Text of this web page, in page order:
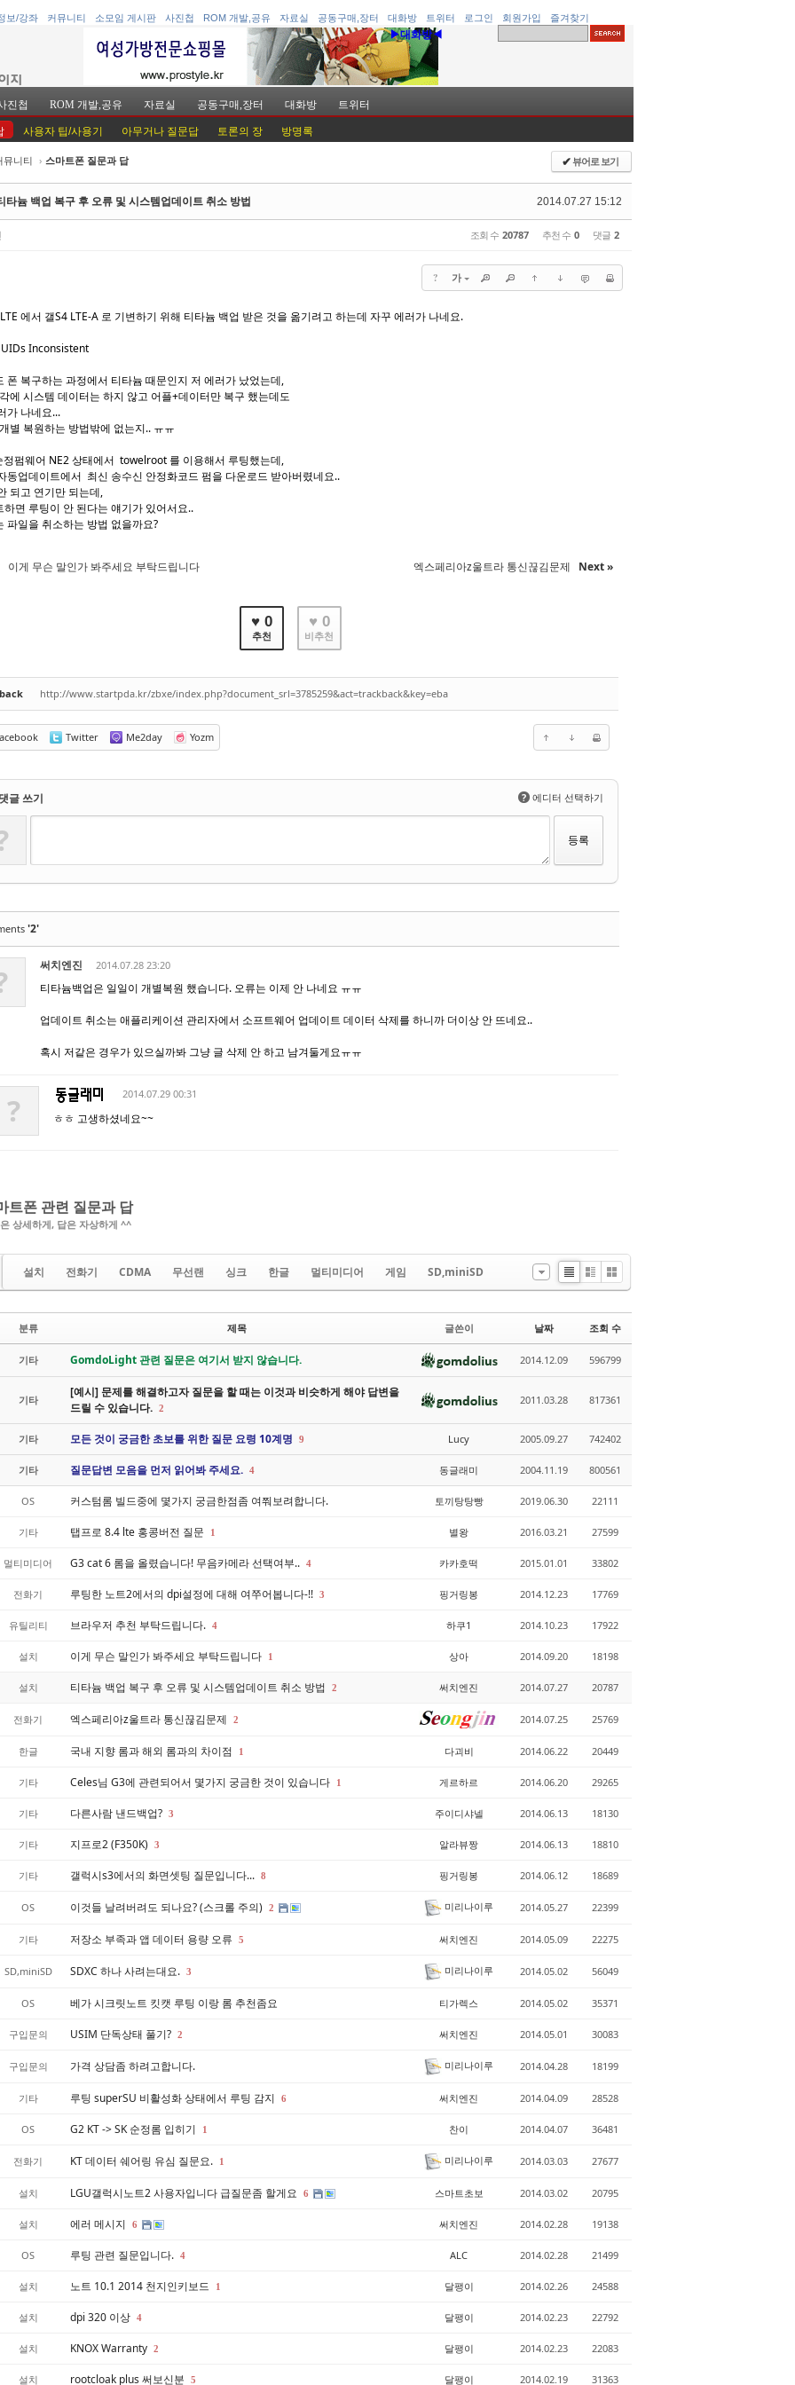
보/강좌 커뮤니티 소모임 게시판 사진첩 ROM 개발,공유 자료실 공동구매,장터 대화방 트위터 로그인 회원가입 즐겨찾기
▶대화방◀
진첩 ROM 개발,공유 자료실 공동구매,장터 대화방 트위터
사용자 팁/사용기 아무거나 질문답 토론의 장 방명록
뮤니티 › 스마트폰 질문과 답 ✔뷰어로 보기
2014.07.27 15:12
타늄 백업 복구 후 오류 및 시스템업데이트 취소 방법
조회 수 20787 추천 수 0 댓글 2
? 가
에서 갤S4 LTE-A 로 기변하기 위해 티타늄 백업 받은 것을 옮기려고 하는데 자꾸 에러가 나네요.
Inconsistent
폰 복구하는 과정에서 티타늄 때문인지 저 에러가 났었는데,
에 시스템 데이터는 하지 않고 어플+데이터만 복구 했는데도
가 나네요...
별 복원하는 방법밖에 없는지.. ㅠㅠ
정펌웨어 NE2 상태에서 towelroot 를 이용해서 루팅했는데,
동업데이트에서 최신 송수신 안정화코드 펌을 다운로드 받아버렸네요..
되고 연기만 되는데,
하면 루팅이 안 된다는 얘기가 있어서요..
파일을 취소하는 방법 없을까요?
이게 무슨 말인가 봐주세요 부탁드립니다 엑스페리아z울트라 통신끊김문제 Next »
♥ 0
추천
♥ 0
비추천
http://www.startpda.kr/zbxe/index.php?document_srl=3785259&act=trackback&key=eba
Twitter Me2day Yozm
댓글 쓰기 ? 에디터 선택하기
'2'
써치엔진 2014.07.28 23:20
티타늄백업은 일일이 개별복원 했습니다. 오류는 이제 안 나네요 ㅠㅠ
업데이트 취소는 애플리케이션 관리자에서 소프트웨어 업데이트 데이터 삭제를 하니까 더이상 안 뜨네요..
혹시 저같은 경우가 있으실까봐 그냥 글 삭제 안 하고 남겨둘게요ㅠㅠ
? 2014.07.29 00:31
ㅎㅎ 고생하셨네요~~
트폰 관련 질문과 답
상세하게, 답은 자상하게 ^^
설치 전화기 CDMA 무선랜 싱크 한글 멀티미디어 게임
SD,miniSD
Li
Zi
e
G
le
r
y
분류 제목 글쓴이 날짜 조회 수
기타 GomdoLight 관련 질문은 여기서 받지 않습니다. 2014.12.09 596799
기타
[예시] 문제를 해결하고자 질문을 할 때는 이것과 비슷하게 해야 답변을
드릴 수 있습니다. 2
2011.03.28 817361
기타 모든 것이 궁금한 초보를 위한 질문 요령 10계명 9 Lucy 2005.09.27 742402
기타 질문답변 모음을 먼저 읽어봐 주세요. 4 동글래미 2004.11.19 800561
OS 커스텀롬 빌드중에 몇가지 궁금한점좀 여쭤보려합니다. 토끼탕탕빵 2019.06.30 22111
기타 탭프로 8.4 lte 홍콩버전 질문 1 별왕 2016.03.21 27599
멀티미디어 G3 cat 6 롬을 올렸습니다! 무음카메라 선택여부.. 4 카카호떡 2015.01.01 33802
전화기 루팅한 노트2에서의 dpi설정에 대해 여쭈어봅니다-!! 3 핑거링봉 2014.12.23 17769
유틸리티 브라우저 추천 부탁드립니다. 4 하쿠1 2014.10.23 17922
설치 이게 무슨 말인가 봐주세요 부탁드립니다 1 상아 2014.09.20 18198
설치 티타늄 백업 복구 후 오류 및 시스템업데이트 취소 방법 2 써치엔진 2014.07.27 20787
전화기 엑스페리아z울트라 통신끊김문제 2 2014.07.25 25769
한글 국내 지향 롬과 해외 롬과의 차이점 1 다괴비 2014.06.22 20449
기타 Celes님 G3에 관련되어서 몇가지 궁금한 것이 있습니다 1 게르하르 2014.06.20 29265
기타 다른사람 낸드백업? 3 주이디샤넬 2014.06.13 18130
기타 지프로2 (F350K) 3 알라뷰짱 2014.06.13 18810
기타 갤럭시s3에서의 화면셋팅 질문입니다... 8 핑거링봉 2014.06.12 18689
OS 이것들 날려버려도 되나요? (스크롤 주의) 2 미리나이루 2014.05.27 22399
기타 저장소 부족과 앱 데이터 용량 오류 5 써치엔진 2014.05.09 22275
SD,miniSD SDXC 하나 사려는대요. 3 미리나이루 2014.05.02 56049
OS 베가 시크릿노트 킷캣 루팅 이랑 롬 추천좀요 티가렉스 2014.05.02 35371
구입문의 USIM 단독상태 풀기? 2 써치엔진 2014.05.01 30083
구입문의 가격 상담좀 하려고합니다. 미리나이루 2014.04.28 18199
기타 루팅 superSU 비활성화 상태에서 루팅 감지 6 써치엔진 2014.04.09 28528
OS G2 KT -> SK 순정롬 입히기 1 찬이 2014.04.07 36481
전화기 KT 데이터 쉐어링 유심 질문요. 1 미리나이루 2014.03.03 27677
설치 LGU갤럭시노트2 사용자입니다 급질문좀 할게요 6 스마트초보 2014.03.02 20795
설치 에러 메시지 6 써치엔진 2014.02.28 19138
OS 루팅 관련 질문입니다. 4 ALC 2014.02.28 21499
설치 노트 10.1 2014 천지인키보드 1 달팽이 2014.02.26 24588
설치 dpi 320 이상 4 달팽이 2014.02.23 22792
설치 KNOX Warranty 2 달팽이 2014.02.23 22083
설치 rootcloak plus 써보신분 5 달팽이 2014.02.19 31363
북5
북5
북5
북5